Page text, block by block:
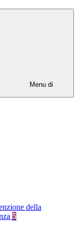
Menu di
della
5